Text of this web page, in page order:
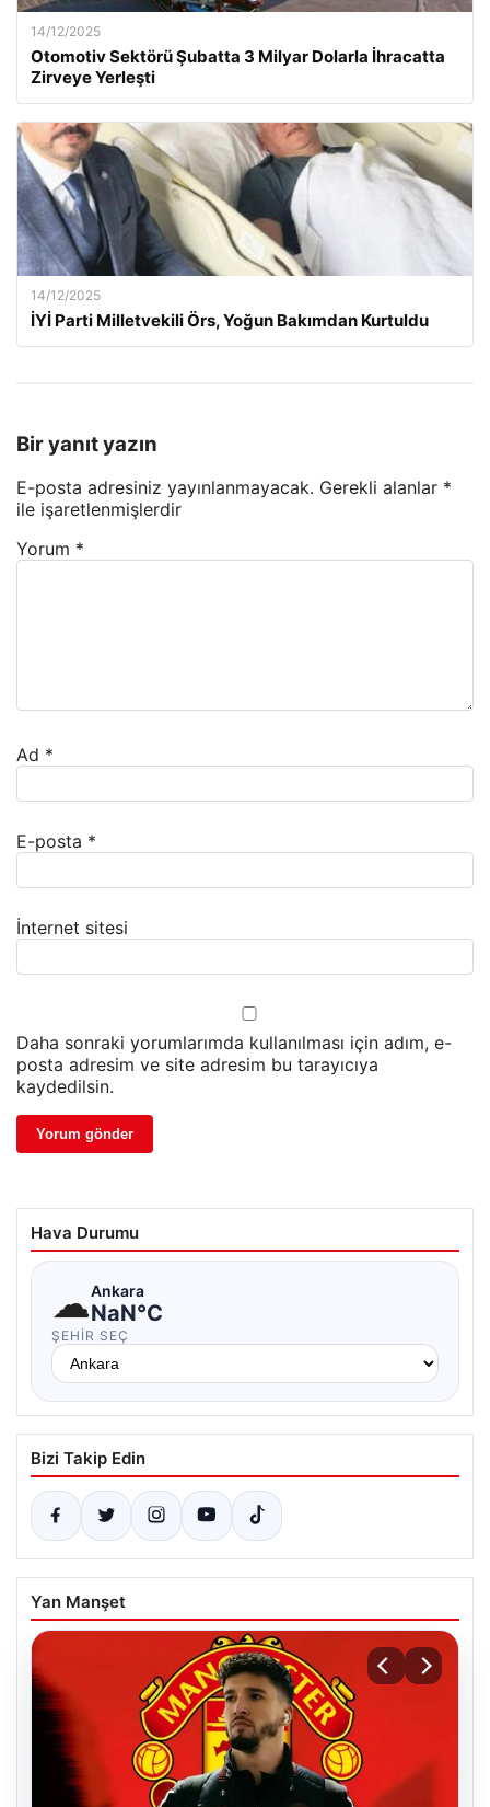
14/12/2025
Otomotiv Sektörü Şubatta 3 Milyar Dolarla İhracatta
Zirveye Yerleşti
14/12/2025
İYİ Parti Milletvekili Örs, Yoğun Bakımdan Kurtuldu
Bir yanıt yazın
E-posta adresiniz yayınlanmayacak. Gerekli alanlar *
ile işaretlenmişlerdir
Yorum *
Ad *
E-posta *
İnternet sitesi
Daha sonraki yorumlarımda kullanılması için adım, e-
posta adresim ve site adresim bu tarayıcıya
kaydedilsin.
Hava Durumu
☁Ankara
NaN°C
ŞEHIR SEÇ
Bizi Takip Edin
Yan Manşet